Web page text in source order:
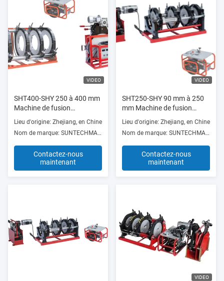
VIDEO
SHT400-SHY 250 à 400 mm
Machine de fusion
hydraulique automatique à
bout rouge Haute efficacité
Lieu d'origine: Zhejiang, en Chine
Nom de marque: SUNTECHMACH
Contactez-nous
maintenant
VIDEO
SHT250-SHY 90 mm à 250
mm Machine de fusion
hydraulique à fourche à
quatre pinces Prix de
fabrication
Lieu d'origine: Zhejiang, en Chine
Nom de marque: SUNTECHMACH
Contactez-nous
maintenant
VIDEO